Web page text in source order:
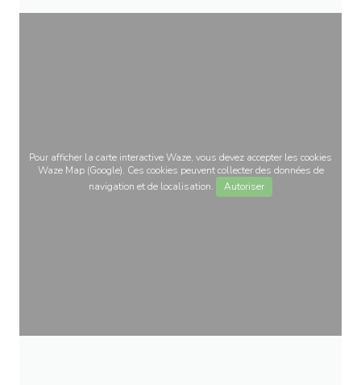
Pour afficher la carte interactive Waze, vous devez accepter les cookies
Waze Map (Google). Ces cookies peuvent collecter des données de
navigation et de localisation.
Autoriser